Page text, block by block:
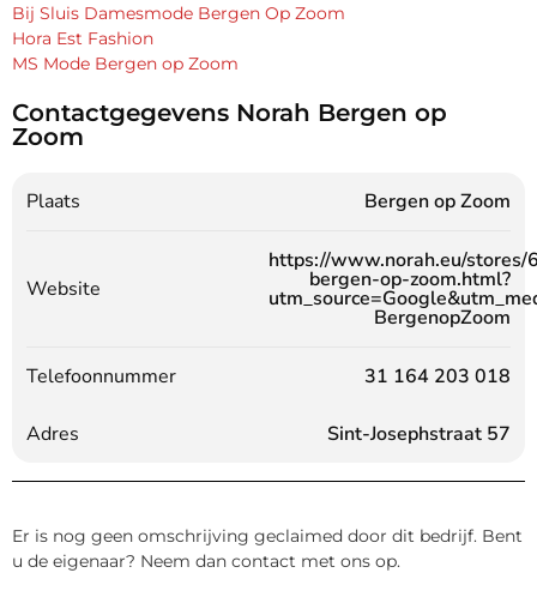
Bij Sluis Damesmode Bergen Op Zoom
Hora Est Fashion
MS Mode Bergen op Zoom
Contactgegevens Norah Bergen op
Zoom
Plaats Bergen op Zoom
Website
https://www.norah.eu/stores/
bergen-op-zoom.html?
BergenopZoom
Telefoonnummer 31 164 203 018
Adres Sint-Josephstraat 57
Er is nog geen omschrijving geclaimed door dit bedrijf. Bent
u de eigenaar? Neem dan contact met ons op.